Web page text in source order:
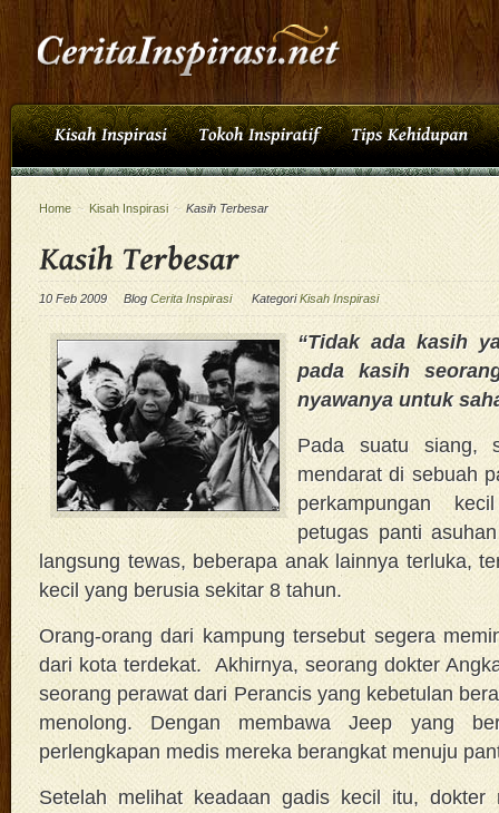
Home ~ Kisah Inspirasi ~ Kasih Terbesar
10 Feb 2009 BlogCerita Inspirasi KategoriKisah Inspirasi
“Tidak ada kasih
pada kasih
nyawanya untuk
Pada suatu siang,
mendarat di sebuah
perkampungan
petugas panti
langsung tewas, beberapa anak lainnya terluka,
kecil yang berusia sekitar 8 tahun.
Orang-orang dari kampung tersebut segera
dari kota terdekat. Akhirnya, seorang dokter
seorang perawat dari Perancis yang kebetulan
menolong. Dengan membawa Jeep yang
perlengkapan medis mereka berangkat menuju
Setelah melihat keadaan gadis kecil itu, dokter